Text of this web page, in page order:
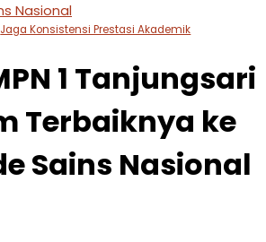
Nasional
Jaga Konsistensi Prestasi Akademik
1 Tanjungsari
Terbaiknya ke
Sains Nasional